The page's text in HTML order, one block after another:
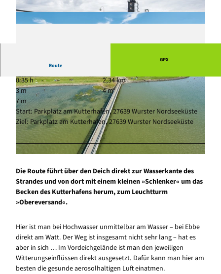
© Florian Trykowski, Cuxland-Tourismus, Florian Trykowski
Route
GPX
0:35 h
2,34 km
3 m
4 m
7 m
Start: Parkplatz am Kutterhafen, 27639 Wurster Nordseeküste
Ziel: Parkplatz am Kutterhafen, 27639 Wurster Nordseeküste
Die Route führt über den Deich direkt zur Wasserkante des
Strandes und von dort mit einem kleinen »Schlenker« um das
Becken des Kutterhafens herum, zum Leuchtturm
»Obereversand«.
Hier ist man bei Hochwasser unmittelbar am Wasser – bei Ebbe
direkt am Watt. Der Weg ist insgesamt nicht sehr lang – hat es
aber in sich … Im Vordeichgelände ist man den jeweiligen
Witterungseinflüssen direkt ausgesetzt. Dafür kann man hier am
besten die gesunde aerosolhaltigen Luft einatmen.